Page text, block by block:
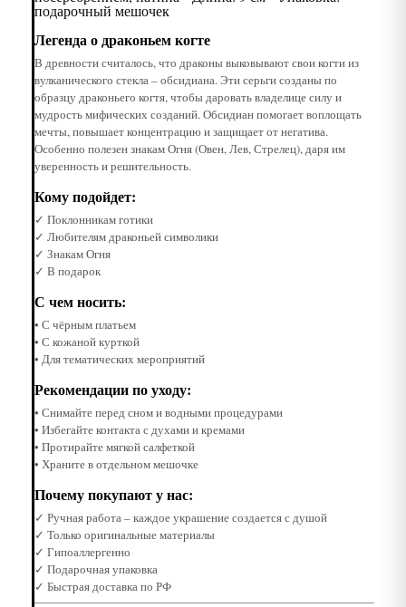
подарочный мешочек
Легенда о драконьем когте
В древности считалось, что драконы выковывают свои когти из
вулканического стекла – обсидиана. Эти серьги созданы по
образцу драконьего когтя, чтобы даровать владелице силу и
мудрость мифических созданий. Обсидиан помогает воплощать
мечты, повышает концентрацию и защищает от негатива.
Особенно полезен знакам Огня (Овен, Лев, Стрелец), даря им
уверенность и решительность.
Кому подойдет:
✓ Поклонникам готики
✓ Любителям драконьей символики
✓ Знакам Огня
✓ В подарок
С чем носить:
• С чёрным платьем
• С кожаной курткой
• Для тематических мероприятий
Рекомендации по уходу:
• Снимайте перед сном и водными процедурами
• Избегайте контакта с духами и кремами
• Протирайте мягкой салфеткой
• Храните в отдельном мешочке
Почему покупают у нас:
✓ Ручная работа – каждое украшение создается с душой
✓ Только оригинальные материалы
✓ Гипоаллергенно
✓ Подарочная упаковка
✓ Быстрая доставка по РФ